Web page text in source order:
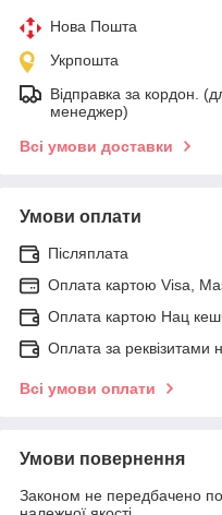
Нова Пошта
Укрпошта
Відправка за кордон.
менеджер)
Всі умови доставки
Умови оплати
Післяплата
Оплата картою Visa,
Оплата картою Нац
Оплата за
Всі умови оплати
Умови повернення
Законом не передбачено